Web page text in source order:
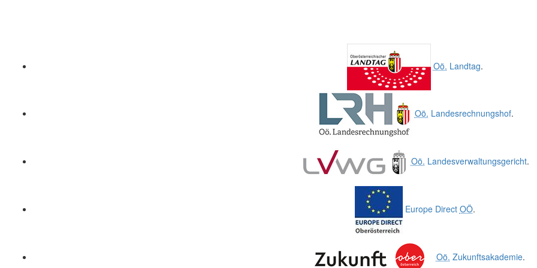
Oö. Landtag.
Oö. Landesrechnungshof.
Oö. Landesverwaltungsgericht.
Europe Direct OÖ.
Oö. Zukunftsakademie.